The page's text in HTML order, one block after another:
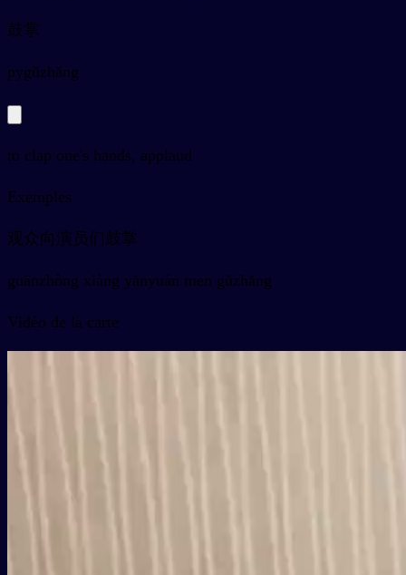
鼓掌
pygǔzhǎng
to clap one's hands, applaud
Exemples
观众向演员们鼓掌
guānzhòng xiàng yǎnyuán men gǔzhǎng
Vidéo de la carte